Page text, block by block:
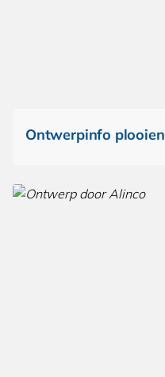
Ontwerpinfo plooien